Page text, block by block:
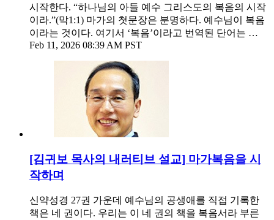
시작한다. “하나님의 아들 예수 그리스도의 복음의 시작
이라.”(막1:1) 마가의 첫문장은 분명하다. 예수님이 복음
이라는 것이다. 여기서 ‘복음’이라고 번역된 단어는 …
Feb 11, 2026 08:39 AM PST
[김귀보 목사의 내러티브 설교] 마가복음을 시
작하며
신약성경 27권 가운데 예수님의 공생애를 직접 기록한
책은 네 권이다. 우리는 이 네 권의 책을 복음서라 부른